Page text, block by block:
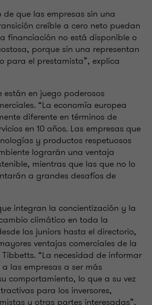
de que las empresas sin una
creíble a cero neto puedan
financiación no está disponible o
porque sin una representan
para el prestamista”, explica
están en juego poderosos
“La economía europea
diferente en términos de
en 10 años. Las empresas que
y productos respetuosos
lograrán una ventaja
mientras que las que no lo
a grandes desafíos de
integran la concientización y la
climático en toda la
los juniors hasta el directorio,
ventajas comerciales de la
“La necesidad de informar
las empresas a ser más
comportamiento, lo que a su vez
para los inversores,
y otras partes interesadas”,